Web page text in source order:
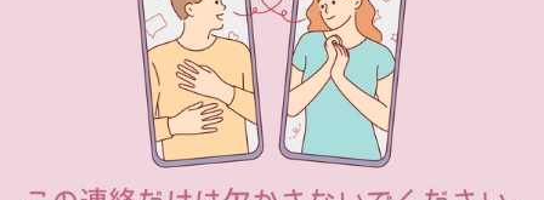
デート エッチ セックス 長続き